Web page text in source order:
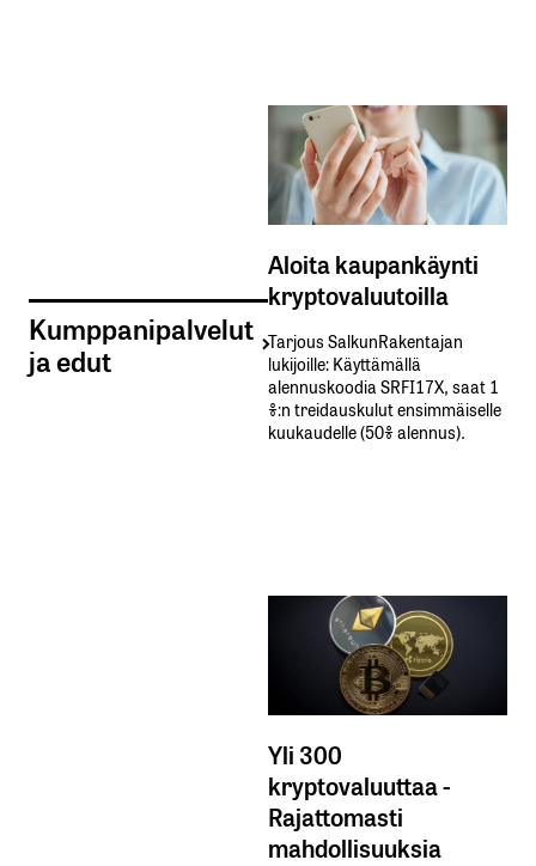
Kumppanipalvelut
ja edut
Aloita kaupankäynti
kryptovaluutoilla
Tarjous SalkunRakentajan
lukijoille: Käyttämällä​ ​
alennuskoodia​ ​SRFI17X,​ ​saat​ ​1
%:n treidauskulut​ ​ensimmäiselle​ ​
kuukaudelle​ ​(50%​ ​alennus).
Yli 300
kryptovaluuttaa -
Rajattomasti
mahdollisuuksia